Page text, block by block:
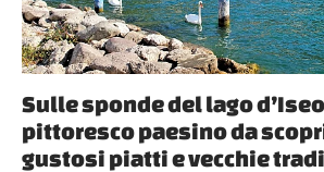
Sulle sponde del lago d’Iseo
pittoresco paesino da
gustosi piatti e vecchie